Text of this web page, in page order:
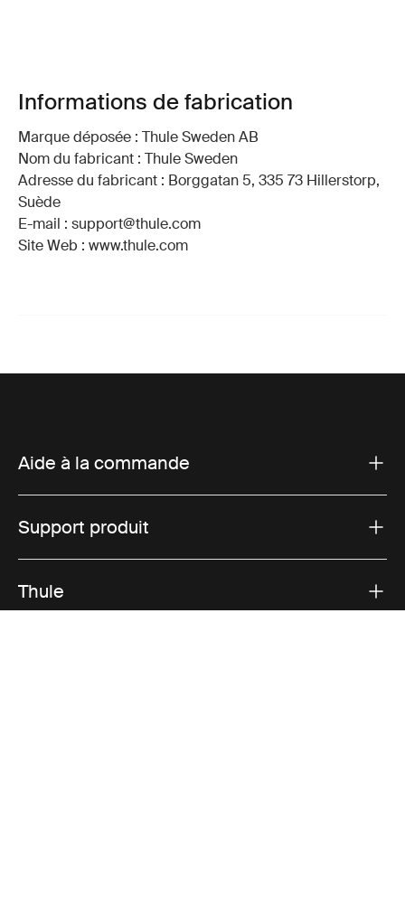
Informations de fabrication
Marque déposée : Thule Sweden AB
Nom du fabricant : Thule Sweden
Adresse du fabricant : Borggatan 5, 335 73 Hillerstorp,
Suède
E-mail : support@thule.com
Site Web : www.thule.com
Aide à la commande
Support produit
Thule